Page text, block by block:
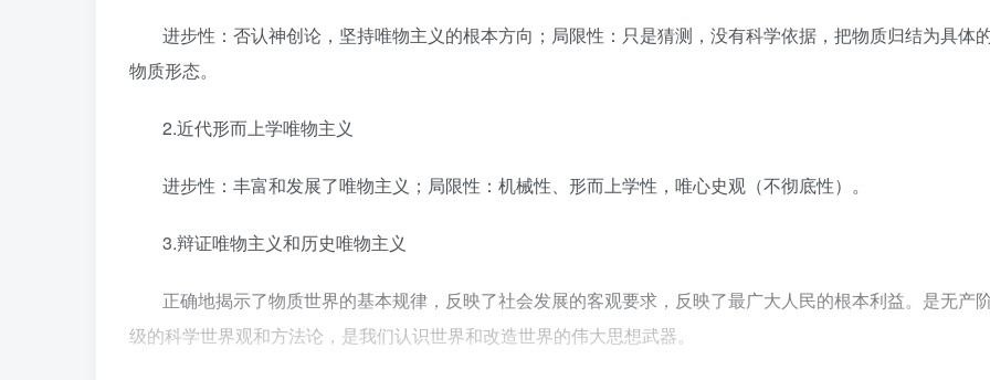
进步性：否认神创论，坚持唯物主义的根本方向；局限性：只是猜测，没有科学依据，把物质归结为具体
物质形态。
2.近代形而上学唯物主义
进步性：丰富和发展了唯物主义；局限性：机械性、形而上学性，唯心史观（不彻底性）。
3.辩证唯物主义和历史唯物主义
正确地揭示了物质世界的基本规律，反映了社会发展的客观要求，反映了最广大人民的根本利益。是无产
级的科学世界观和方法论，是我们认识世界和改造世界的伟大思想武器。